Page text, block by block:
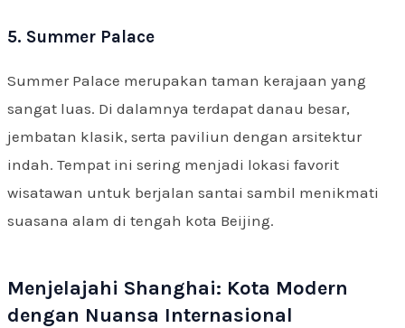
5. Summer Palace
Summer Palace merupakan taman kerajaan yang
sangat luas. Di dalamnya terdapat danau besar,
jembatan klasik, serta paviliun dengan arsitektur
indah. Tempat ini sering menjadi lokasi favorit
wisatawan untuk berjalan santai sambil menikmati
suasana alam di tengah kota Beijing.
Menjelajahi Shanghai: Kota Modern
dengan Nuansa Internasional